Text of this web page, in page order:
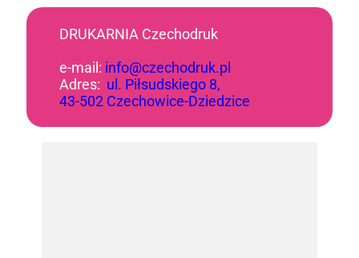
DRUKARNIA Czechodruk
e-mail: info@czechodruk.pl
Adres: ul. Piłsudskiego 8,
43-502 Czechowice-Dziedzice